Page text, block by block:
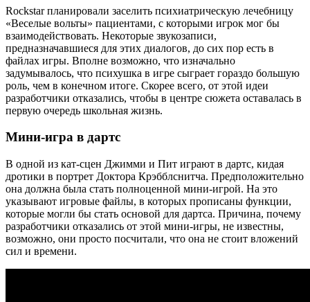
Rockstar планировали заселить психиатрическую лечебницу
«Веселые вольты» пациентами, с которыми игрок мог бы
взаимодействовать. Некоторые звукозаписи,
предназначавшиеся для этих диалогов, до сих пор есть в
файлах игры. Вполне возможно, что изначально
задумывалось, что психушка в игре сыграет гораздо большую
роль, чем в конечном итоге. Скорее всего, от этой идеи
разработчики отказались, чтобы в центре сюжета оставалась в
первую очередь школьная жизнь.
Мини-игра в дартс
В одной из кат-сцен Джимми и Пит играют в дартс, кидая
дротики в портрет Доктора Крэбблснитча. Предположительно
она должна была стать полноценной мини-игрой. На это
указывают игровые файлы, в которых прописаны функции,
которые могли бы стать основой для дартса. Причина, почему
разработчики отказались от этой мини-игры, не известны,
возможно, они просто посчитали, что она не стоит вложений
сил и времени.